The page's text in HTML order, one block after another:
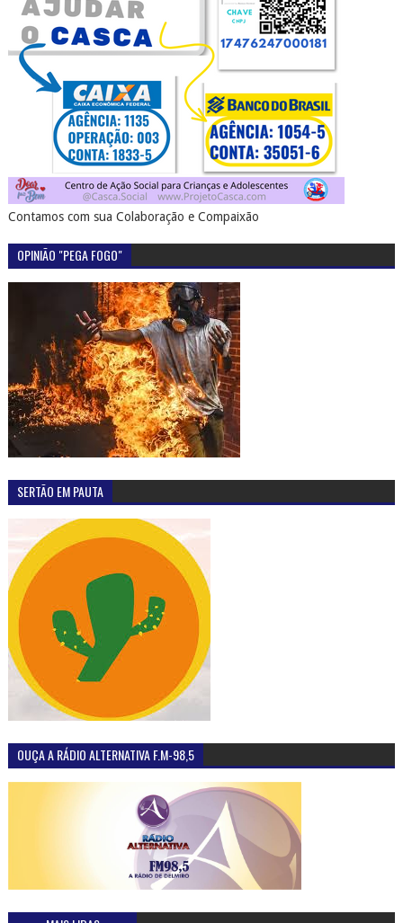
Contamos com sua Colaboração e Compaixão
OPINIÃO "PEGA FOGO"
SERTÃO EM PAUTA
OUÇA A RÁDIO ALTERNATIVA F.M-98,5